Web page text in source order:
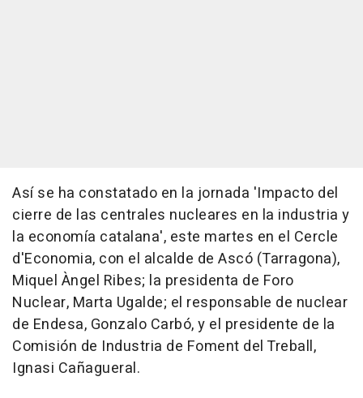
Así se ha constatado en la jornada 'Impacto del
cierre de las centrales nucleares en la industria y
la economía catalana', este martes en el Cercle
d'Economia, con el alcalde de Ascó (Tarragona),
Miquel Àngel Ribes; la presidenta de Foro
Nuclear, Marta Ugalde; el responsable de nuclear
de Endesa, Gonzalo Carbó, y el presidente de la
Comisión de Industria de Foment del Treball,
Ignasi Cañagueral.